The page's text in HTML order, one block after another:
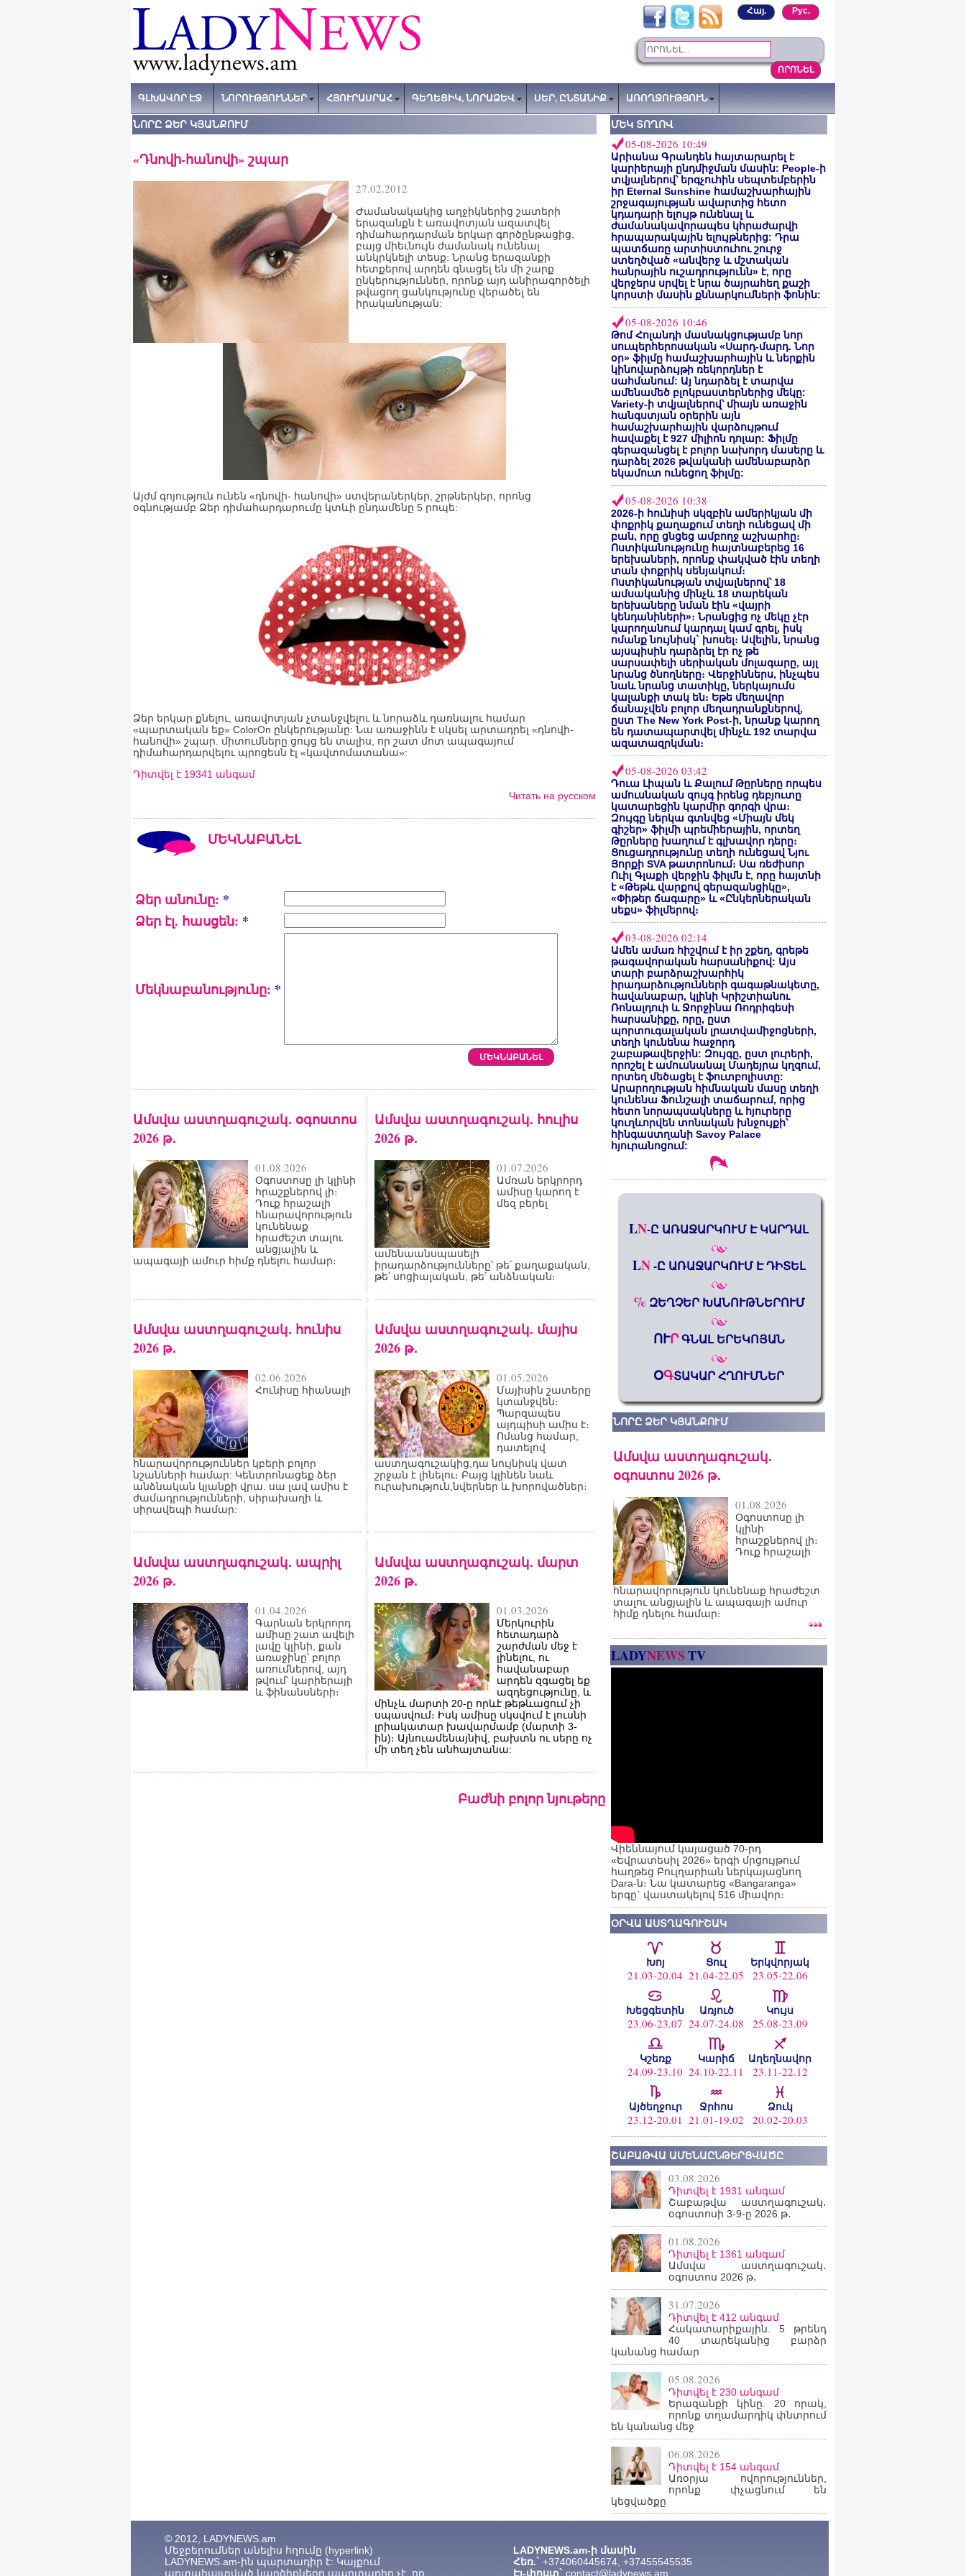
Рус.
Հայ.
ԳԼԽԱՎՈՐ ԷՋ ՆՈՐՈՒԹՅՈՒՆՆԵՐ ՀՅՈՒՐԱՍՐԱՀ ԳԵՂԵՑԻԿ, ՆՈՐԱՁԵՎ ՍԵՐ, ԸՆՏԱՆԻՔ ԱՌՈՂՋՈՒԹՅՈՒՆ
ՆՈՐԸ ՁԵՐ ԿՅԱՆՔՈՒՄ
«Դնովի-հանովի» շպար
27.02.2012
Ժամանակակից աղջիկներից շատերի
երազանքն է առավոտյան ազատվել
դիմահարդարման երկար գործընթացից,
բայց միեւնույն ժամանակ ունենալ
անկրկնելի տեսք: Նրանց երազանքի
հետքերով արդեն գնացել են մի շարք
ընկերություններ, որոնք այդ անիրագործելի
թվացող ցանկությունը վերածել են
իրականության:
Այժմ գոյություն ունեն «դնովի- հանովի» ստվերաներկեր, շրթներկեր, որոնց
օգնությամբ Ձեր դիմահարդարումը կտևի ընդամենը 5 րոպե:
Ձեր երկար քնելու, առավոտյան չտանջվելու և նորաձև դառնալու համար
«պարտական եք» ColorOn ընկերությանը: Նա առաջինն է սկսել արտադրել «դնովի-
հանովի» շպար. միտումները ցույց են տալիս, որ շատ մոտ ապագայում
դիմահարդարվելու պրոցեսն էլ «կավտոմատանա»:
Դիտվել է 19341 անգամ
Читать на русском
ՄԵԿՆԱԲԱՆԵԼ
Ձեր անունը: *
Ձեր էլ. հասցեն: *
Մեկնաբանությունը: *
Ամսվա աստղագուշակ․ օգոստոս
2026 թ․
01.08.2026
Օգոստոսը լի կլինի
հրաշքներով լի։
Դուք հրաշալի
հնարավորություն
կունենաք
հրաժեշտ տալու
անցյալին և
ապագայի ամուր հիմք դնելու համար։
Ամսվա աստղագուշակ․ հուլիս
2026 թ․
01.07.2026
Ամռան երկրորդ
ամիսը կարող է
մեզ բերել
ամենաանսպասելի
իրադարձությունները՝ թե՛ քաղաքական,
թե՛ սոցիալական, թե՛ անձնական։
Ամսվա աստղագուշակ․ հունիս
2026 թ․
02.06.2026
Հունիսը հիանալի
հնարավորություններ կբերի բոլոր
նշանների համար: Կենտրոնացեք ձեր
անձնական կյանքի վրա. սա լավ ամիս է
ժամադրությունների, սիրախաղի և
սիրավեպի համար:
Ամսվա աստղագուշակ․ մայիս
2026 թ․
01.05.2026
Մայիսին շատերը
կտանջվեն։
Պարզապես
այդպիսի ամիս է։
Ոմանց համար,
դատելով
աստղագուշակից,դա նույնիսկ վատ
շրջան է լինելու։ Բայց կլինեն նաև
ուրախություն,նվերներ և խորովածներ։
Ամսվա աստղագուշակ․ ապրիլ
2026 թ․
01.04.2026
Գարնան երկրորդ
ամիսը շատ ավելի
լավը կլինի, քան
առաջինը՝ բոլոր
առումներով, այդ
թվում՝ կարիերայի
և ֆինանսների։
Ամսվա աստղագուշակ․ մարտ
2026 թ․
01.03.2026
Մերկուրին
հետադարձ
շարժման մեջ է
լինելու, ու
հավանաբար
արդեն զգացել եք
ազդեցությունը, և
մինչև մարտի 20-ը որևէ թեթևացում չի
սպասվում։ Իսկ ամիսը սկսվում է լուսնի
լրիակատար խավարմամբ (մարտի 3-
ին)։ Այնուամենայնիվ, բախտն ու սերը ոչ
մի տեղ չեն անհայտանա:
Բաժնի բոլոր նյութերը
ՄԵԿ ՏՈՂՈՎ
05-08-2026 10:49
Արիանա Գրանդեն հայտարարել է
կարիերայի ընդմիջման մասին: People-ի
տվյալներով՝ երգչուհին սեպտեմբերին
իր Eternal Sunshine համաշխարհային
շրջագայության ավարտից հետո
կդադարի ելույթ ունենալ և
ժամանակավորապես կհրաժարվի
հրապարակային ելույթներից: Դրա
պատճառը արտիստուհու շուրջ
ստեղծված «անվերջ և մշտական
հանրային ուշադրությունն» է, որը
վերջերս սրվել է նրա ծայրահեղ քաշի
կորստի մասին քննարկումների ֆոնին:
05-08-2026 10:46
Թոմ Հոլանդի մասնակցությամբ նոր
սուպերհերոսական «Սարդ-մարդ. Նոր
օր» ֆիլմը համաշխարհային և ներքին
կինովարձույթի ռեկորդներ է
սահմանում: Այ նդարձել է տարվա
ամենամեծ բլոկբաստերներից մեկը:
Variety-ի տվյալներով՝ միայն առաջին
հանգստյան օրերին այն
համաշխարհային վարձույթում
հավաքել է 927 միլիոն դոլար: Ֆիլմը
գերազանցել է բոլոր նախորդ մասերը և
դարձել 2026 թվականի ամենաբարձր
եկամուտ ունեցող ֆիլմը:
05-08-2026 10:38
2026-ի հունիսի սկզբին ամերիկյան մի
փոքրիկ քաղաքում տեղի ունեցավ մի
բան, որը ցնցեց ամբողջ աշխարհը։
Ոստիկանությունը հայտնաբերեց 16
երեխաների, որոնք փակված էին տեղի
տան փոքրիկ սենյակում։
Ոստիկանության տվյալներով՝ 18
ամսականից մինչև 18 տարեկան
երեխաները նման էին «վայրի
կենդանիների»։ Նրանցից ոչ մեկը չէր
կարողանում կարդալ կամ գրել, իսկ
ոմանք նույնիսկ` խոսել։ Ավելին, նրանց
այսպիսին դարձրել էր ոչ թե
սարսափելի սերիական մոլագարը, այլ
նրանց ծնողները։ Վերջիններս, ինչպես
նաև նրանց տատիկը, ներկայումս
կալանքի տակ են։ Եթե մեղավոր
ճանաչվեն բոլոր մեղադրանքներով,
ըստ The New York Post-ի, նրանք կարող
են դատապարտվել մինչև 192 տարվա
ազատազրկման։
05-08-2026 03:42
Դուա Լիպան և Քալում Թըրները որպես
ամուսնական զույգ իրենց դեբյուտը
կատարեցին կարմիր գորգի վրա։
Զույգը ներկա գտնվեց «Միայն մեկ
գիշեր» ֆիլմի պրեմիերային, որտեղ
Թըրները խաղում է գլխավոր դերը։
Ցուցադրությունը տեղի ունեցավ Նյու
Յորքի SVA թատրոնում։ Սա ռեժիսոր
Ուիլ Գլաքի վերջին ֆիլմն է, որը հայտնի
է «Թեթև վարքով գերազանցիկը»,
«Փիթեր ճագարը» և «Ընկերներական
սեքս» ֆիլմերով։
03-08-2026 02:14
Ամեն ամառ հիշվում է իր շքեղ, գրեթե
թագավորական հարսանիքով: Այս
տարի բարձրաշխարհիկ
իրադարձությունների գագաթնակետը,
հավանաբար, կլինի Կրիշտիանու
Ռոնալդուի և Ջորջինա Ռոդրիգեսի
հարսանիքը, որը, ըստ
պորտուգալական լրատվամիջոցների,
տեղի կունենա հաջորդ
շաբաթավերջին: Զույգը, ըստ լուրերի,
որոշել է ամուսնանալ Մադեյրա կղզում,
որտեղ մեծացել է ֆուտբոլիստը:
Արարողության հիմնական մասը տեղի
կունենա Ֆունշալի տաճարում, որից
հետո նորապսակները և հյուրերը
կուղևորվեն տոնական խնջույքի՝
հինգաստղանի Savoy Palace
հյուրանոցում:
LN-Ը ԱՌԱՋԱՐԿՈՒՄ Է ԿԱՐԴԱԼ
LN-Ը ԱՌԱՋԱՐԿՈՒՄ Է ԴԻՏԵԼ
% ԶԵՂՉԵՐ ԽԱՆՈՒԹՆԵՐՈՒՄ
ՈՒՐԳՆԱԼ ԵՐԵԿՈՅԱՆ
ՕԳՏԱԿԱՐ ՀՂՈՒՄՆԵՐ
ՆՈՐԸ ՁԵՐ ԿՅԱՆՔՈՒՄ
Ամսվա աստղագուշակ․
օգոստոս 2026 թ․
01.08.2026
Օգոստոսը լի
կլինի
հրաշքներով լի։
Դուք հրաշալի
հնարավորություն կունենաք հրաժեշտ
տալու անցյալին և ապագայի ամուր
հիմք դնելու համար։
LADYNEWSTV
Վիեննայում կայացած 70-րդ
«Եվրատեսիլ 2026» երգի մրցույթում
հաղթեց Բուլղարիան ներկայացնող
Dara-ն։ Նա կատարեց «Bangaranga»
երգը` վաստակելով 516 միավոր։
ՕՐՎԱ ԱՍՏՂԱԳՈՒՇԱԿ
Խոյ
21.03-20.04
Ցուլ
21.04-22.05
Երկվորյակ
23.05-22.06
Խեցգետին
23.06-23.07
Առյուծ
24.07-24.08
Կույս
25.08-23.09
Կշեռք
24.09-23.10
Կարիճ
24.10-22.11
Աղեղնավոր
23.11-22.12
Այծեղջուր
23.12-20.01
Ջրհոս
21.01-19.02
Ձուկ
20.02-20.03
ՇԱԲԱԹՎԱ ԱՄԵՆԱԸՆԹԵՐՑՎԱԾԸ
03.08.2026
Դիտվել է 1931 անգամ
Շաբաթվա աստղագուշակ․
օգոստոսի 3-9-ը 2026 թ․
01.08.2026
Դիտվել է 1361 անգամ
Ամսվա աստղագուշակ․
օգոստոս 2026 թ․
31.07.2026
Դիտվել է 412 անգամ
Հակատարիքային. 5 թրենդ
40 տարեկանից բարձր
կանանց համար
05.08.2026
Դիտվել է 230 անգամ
Երազանքի կինը. 20 որակ,
որոնք տղամարդիկ փնտրում
են կանանց մեջ
06.08.2026
Դիտվել է 154 անգամ
Առօրյա ովորություններ,
որոնք փչացնում են
կեցվածքը
© 2012, LADYNEWS.am
Մեջբերումներ անելիս հղումը (hyperlink)
LADYNEWS.am-ին պարտադիր է: Կայքում
արտահայտված կարծիքները պարտադիր չէ, որ
LADYNEWS.am-ի մասին
Հեռ.` +374060445674, +37455545535
Էլ-փոստ` contact@ladynews.am